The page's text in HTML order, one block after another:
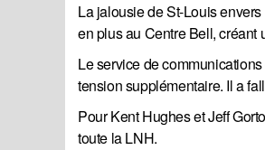
La jalousie de St-Louis
en plus au Centre Bell, créant
Le service de
tension supplémentaire. Il a
Pour Kent Hughes et Jeff
toute la LNH.